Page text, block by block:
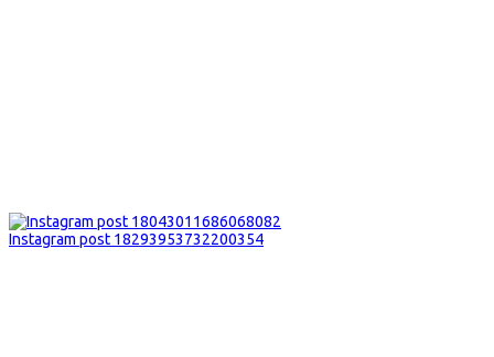
Instagram post 18293953732200354